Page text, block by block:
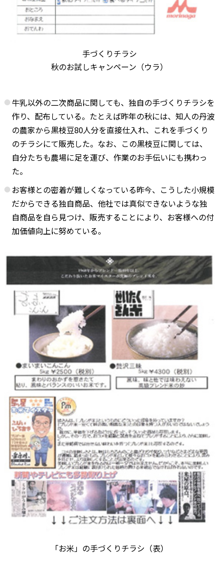
手づくりチラシ
秋のお試しキャンペーン（ウラ）
牛乳以外の二次商品に関しても、独自の手づくりチラシを
作り、配布している。たとえば昨年の秋には、知人の丹波
の農家から黒枝豆80人分を直接仕入れ、これを手づくり
のチラシにて販売した。なお、この黒枝豆に関しては、
自分たちも農場に足を運び、作業のお手伝いにも携わっ
た。
お客様との密着が難しくなっている昨今、こうした小規模
だからできる独自商品、他社では真似できないような独
自商品を自ら見つけ、販売することにより、お客様への付
加価値向上に努めている。
「お米」の手づくりチラシ（表）